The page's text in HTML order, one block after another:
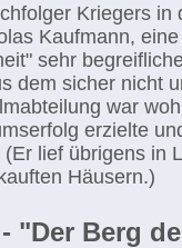
Kriegers in
Kaufmann,
sehr
dem sicher nicht
war
erzielte
(Er lief übrigens in
Häusern.)
- "Der Berg